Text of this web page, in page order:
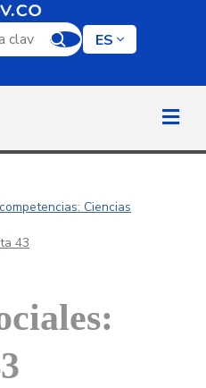
por palabra clave
ES
Ciencias
43